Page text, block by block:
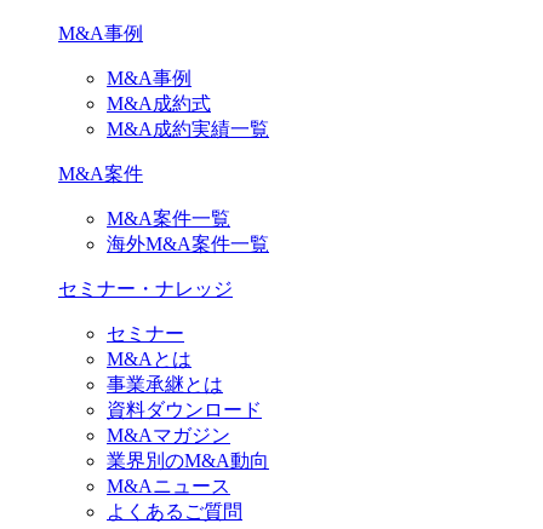
M&A事例
M&A事例
M&A成約式
M&A成約実績一覧
M&A案件
M&A案件一覧
海外M&A案件一覧
セミナー・ナレッジ
セミナー
M&Aとは
事業承継とは
資料ダウンロード
M&Aマガジン
業界別のM&A動向
M&Aニュース
よくあるご質問